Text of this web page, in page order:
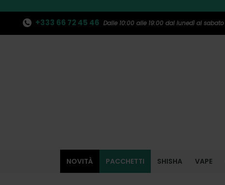
+333 66 72 45 46 Dalle 10:00 alle 19:00 dal lunedì al sabato
NOVITÀ PACCHETTI SHISHA VAPE